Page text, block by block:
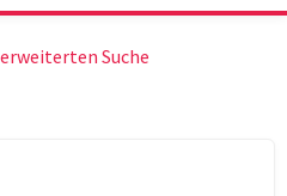
Suche